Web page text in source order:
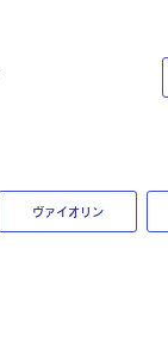
ヴァイオリン